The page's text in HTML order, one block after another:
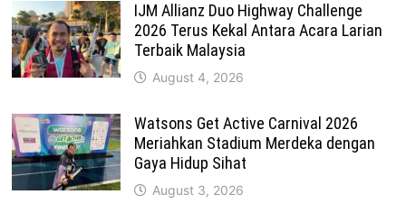
IJM Allianz Duo Highway Challenge
2026 Terus Kekal Antara Acara Larian
Terbaik Malaysia
August 4, 2026
Watsons Get Active Carnival 2026
Meriahkan Stadium Merdeka dengan
Gaya Hidup Sihat
August 3, 2026